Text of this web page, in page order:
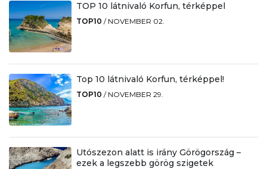
TOP 10 látnivaló Korfun, térképpel
TOP10 / NOVEMBER 02.
Top 10 látnivaló Korfun, térképpel!
TOP10 / NOVEMBER 29.
Utószezon alatt is irány Görögország –
ezek a legszebb görög szigetek